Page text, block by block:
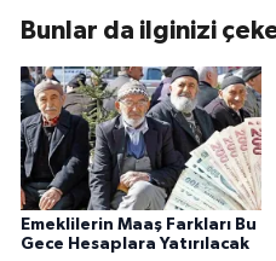
Bunlar da ilginizi
Emeklilerin Maaş Farkları Bu
Gece Hesaplara Yatırılacak